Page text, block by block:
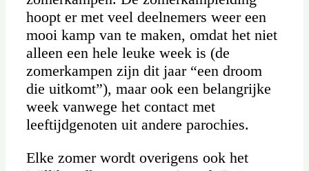
hoopt er met veel deelnemers weer een
mooi kamp van te maken, omdat het niet
alleen een hele leuke week is (de
zomerkampen zijn dit jaar “een droom
die uitkomt”), maar ook een belangrijke
week vanwege het contact met
leeftijdgenoten uit andere parochies.
Elke zomer wordt overigens ook het